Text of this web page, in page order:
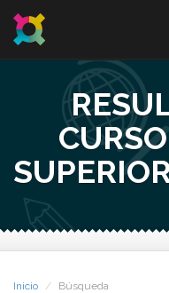
Inicio Búsqueda